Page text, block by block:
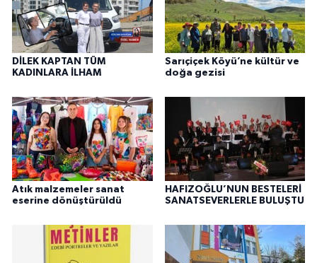
DİLEK KAPTAN TÜM
KADINLARA İLHAM
Sarıçiçek Köyü’ne kültür ve
doğa gezisi
Atık malzemeler sanat
eserine dönüştürüldü
HAFIZOĞLU’NUN BESTELERİ
SANATSEVERLERLE BULUŞTU